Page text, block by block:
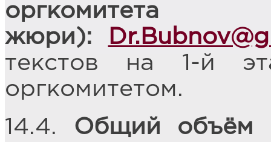
жюри):
текстов на 1-й
оргкомитетом.
14.4. Общий объём